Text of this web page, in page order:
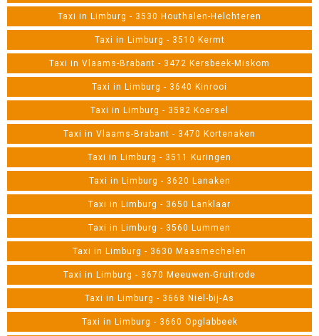
Taxi in Limburg - 3530 Houthalen-Helchteren
Taxi in Limburg - 3510 Kermt
Taxi in Vlaams-Brabant - 3472 Kersbeek-Miskom
Taxi in Limburg - 3640 Kinrooi
Taxi in Limburg - 3582 Koersel
Taxi in Vlaams-Brabant - 3470 Kortenaken
Taxi in Limburg - 3511 Kuringen
Taxi in Limburg - 3620 Lanaken
Taxi in Limburg - 3650 Lanklaar
Taxi in Limburg - 3560 Lummen
Taxi in Limburg - 3630 Maasmechelen
Taxi in Limburg - 3670 Meeuwen-Gruitrode
Taxi in Limburg - 3668 Niel-bij-As
Taxi in Limburg - 3660 Opglabbeek